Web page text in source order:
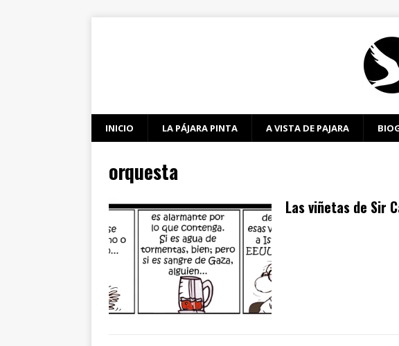
INICIO LA PÁJARA PINTA A VISTA DE PAJARA
orquesta
Las viñetas de Sir